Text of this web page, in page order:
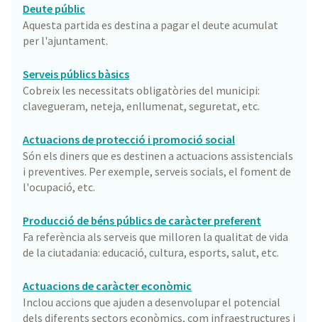
Deute públic
Aquesta partida es destina a pagar el deute acumulat
per l'ajuntament.
Serveis públics bàsics
Cobreix les necessitats obligatòries del municipi:
clavegueram, neteja, enllumenat, seguretat, etc.
Actuacions de protecció i promoció social
Són els diners que es destinen a actuacions assistencials
i preventives. Per exemple, serveis socials, el foment de
l'ocupació, etc.
Producció de béns públics de caràcter preferent
Fa referència als serveis que milloren la qualitat de vida
de la ciutadania: educació, cultura, esports, salut, etc.
Actuacions de caràcter econòmic
Inclou accions que ajuden a desenvolupar el potencial
dels diferents sectors econòmics, com infraestructures i